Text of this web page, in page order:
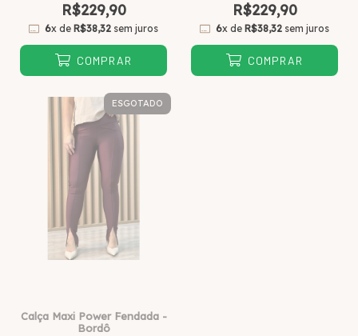
R$229,90
6x de R$38,32 sem juros
COMPRAR
R$229,90
6x de R$38,32 sem juros
COMPRAR
ESGOTADO
Calça Maxi Power Fendada -
Bordô